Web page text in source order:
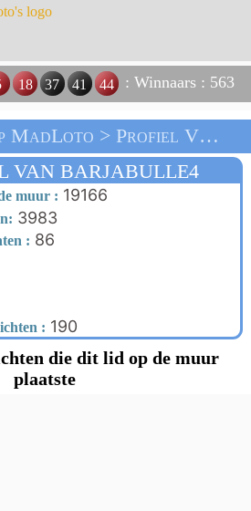
18 37 41 44 : Winnaars : 563
Gemeenchap MadLoto > Profiel Van Barjabulle4 > Thuis
VAN BARJABULLE4
muur : 19166
3983
: 86
: 190
die dit lid op de muur
plaatste